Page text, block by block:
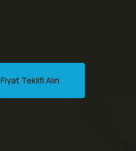
Fiyat Teklifi Alın